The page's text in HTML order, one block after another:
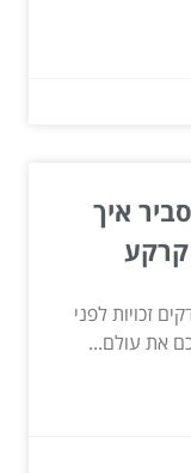
איך
קרקע
זכויות לפני
את עולם...